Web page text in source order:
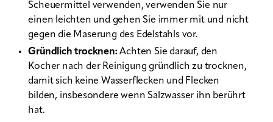
Scheuermittel verwenden, verwenden Sie nur
einen leichten und gehen Sie immer mit und nicht
gegen die Maserung des Edelstahls vor.
Gründlich trocknen:Achten Sie darauf, den
Kocher nach der Reinigung gründlich zu trocknen,
damit sich keine Wasserflecken und Flecken
bilden, insbesondere wenn Salzwasser ihn berührt
hat.